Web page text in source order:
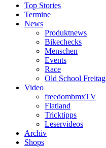
Top Stories
Termine
News
Produktnews
Bikechecks
Menschen
Events
Race
Old School Freitag
Video
freedombmxTV
Flatland
Tricktipps
Leservideos
Archiv
Shops